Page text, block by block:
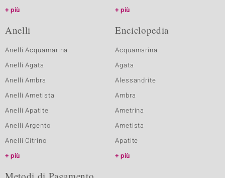
più
più
Anelli
Anelli Acquamarina
Anelli Agata
Anelli Ambra
Anelli Ametista
Anelli Apatite
Anelli Argento
Anelli Citrino
più
Enciclopedia
Acquamarina
Agata
Alessandrite
Ambra
Ametrina
Ametista
Apatite
più